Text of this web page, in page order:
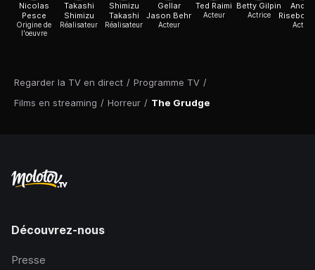
Regarder la TV en direct / Programme TV /
Films en streaming / Horreur / The Grudge
Nicolas
Pesce
Origine de
l'oeuvre
Takashi
Shimizu
Réalisateur
Shimizu
Takashi
Réalisateur
Gellar
Jason Behr
Acteur
Ted Raimi
Acteur
Betty Gilpin
Actrice
Actrice
Découvrez-nous
Presse